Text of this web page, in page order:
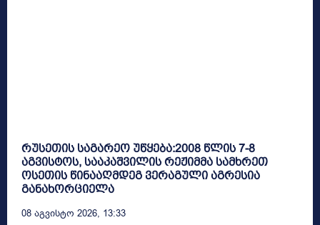
რუსეთის საგარეო უწყება:2008 წლის 7-8
აგვისტოს, სააკაშვილის რეჟიმმა სამხრეთ
ოსეთის წინააღმდეგ ვერაგული აგრესია
განახორციელა
08 Აგვისტო 2026, 13:33